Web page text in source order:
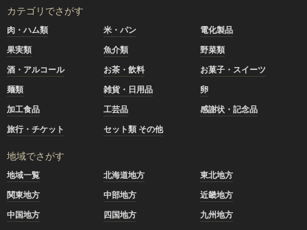
カテゴリでさがす
肉・ハム類 米・パン
電化製品
果実類
魚介類
野菜類
酒・アルコール
お茶・飲料
お菓子・スイーツ
麺類
雑貨・日用品
卵
加工食品
工芸品
感謝状・記念品
旅行・チケット
セット類 その他
地域でさがす
地域一覧 北海道地方
東北地方
関東地方
中部地方
近畿地方
中国地方
四国地方 九州地方